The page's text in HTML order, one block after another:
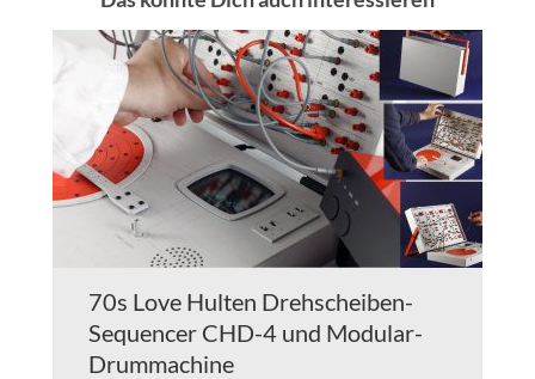
70s Love Hulten Drehscheiben-
Sequencer CHD-4 und Modular-
Drummachine